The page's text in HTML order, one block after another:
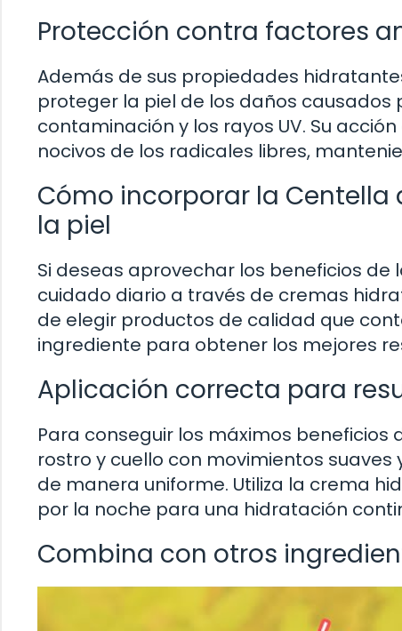
Protección contra factores
Además de sus propiedades
proteger la piel de los daños
contaminación y los rayos UV. Su
nocivos de los radicales libres,
Cómo incorporar la
la piel
Si deseas aprovechar los beneficios
cuidado diario a través de cremas
de elegir productos de calidad que
ingrediente para obtener los mejores
Aplicación correcta para
Para conseguir los máximos
rostro y cuello con movimientos
de manera uniforme. Utiliza la crema
por la noche para una hidratación
Combina con otros